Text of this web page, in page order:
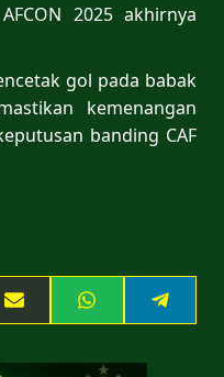
2025 akhirnya
gol pada babak
kemenangan
banding CAF